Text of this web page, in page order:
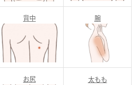
背中 腕
お尻 太もも